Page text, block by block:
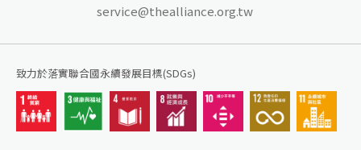
service@thealliance.org.tw
致力於落實聯合國永續發展目標(SDGs)